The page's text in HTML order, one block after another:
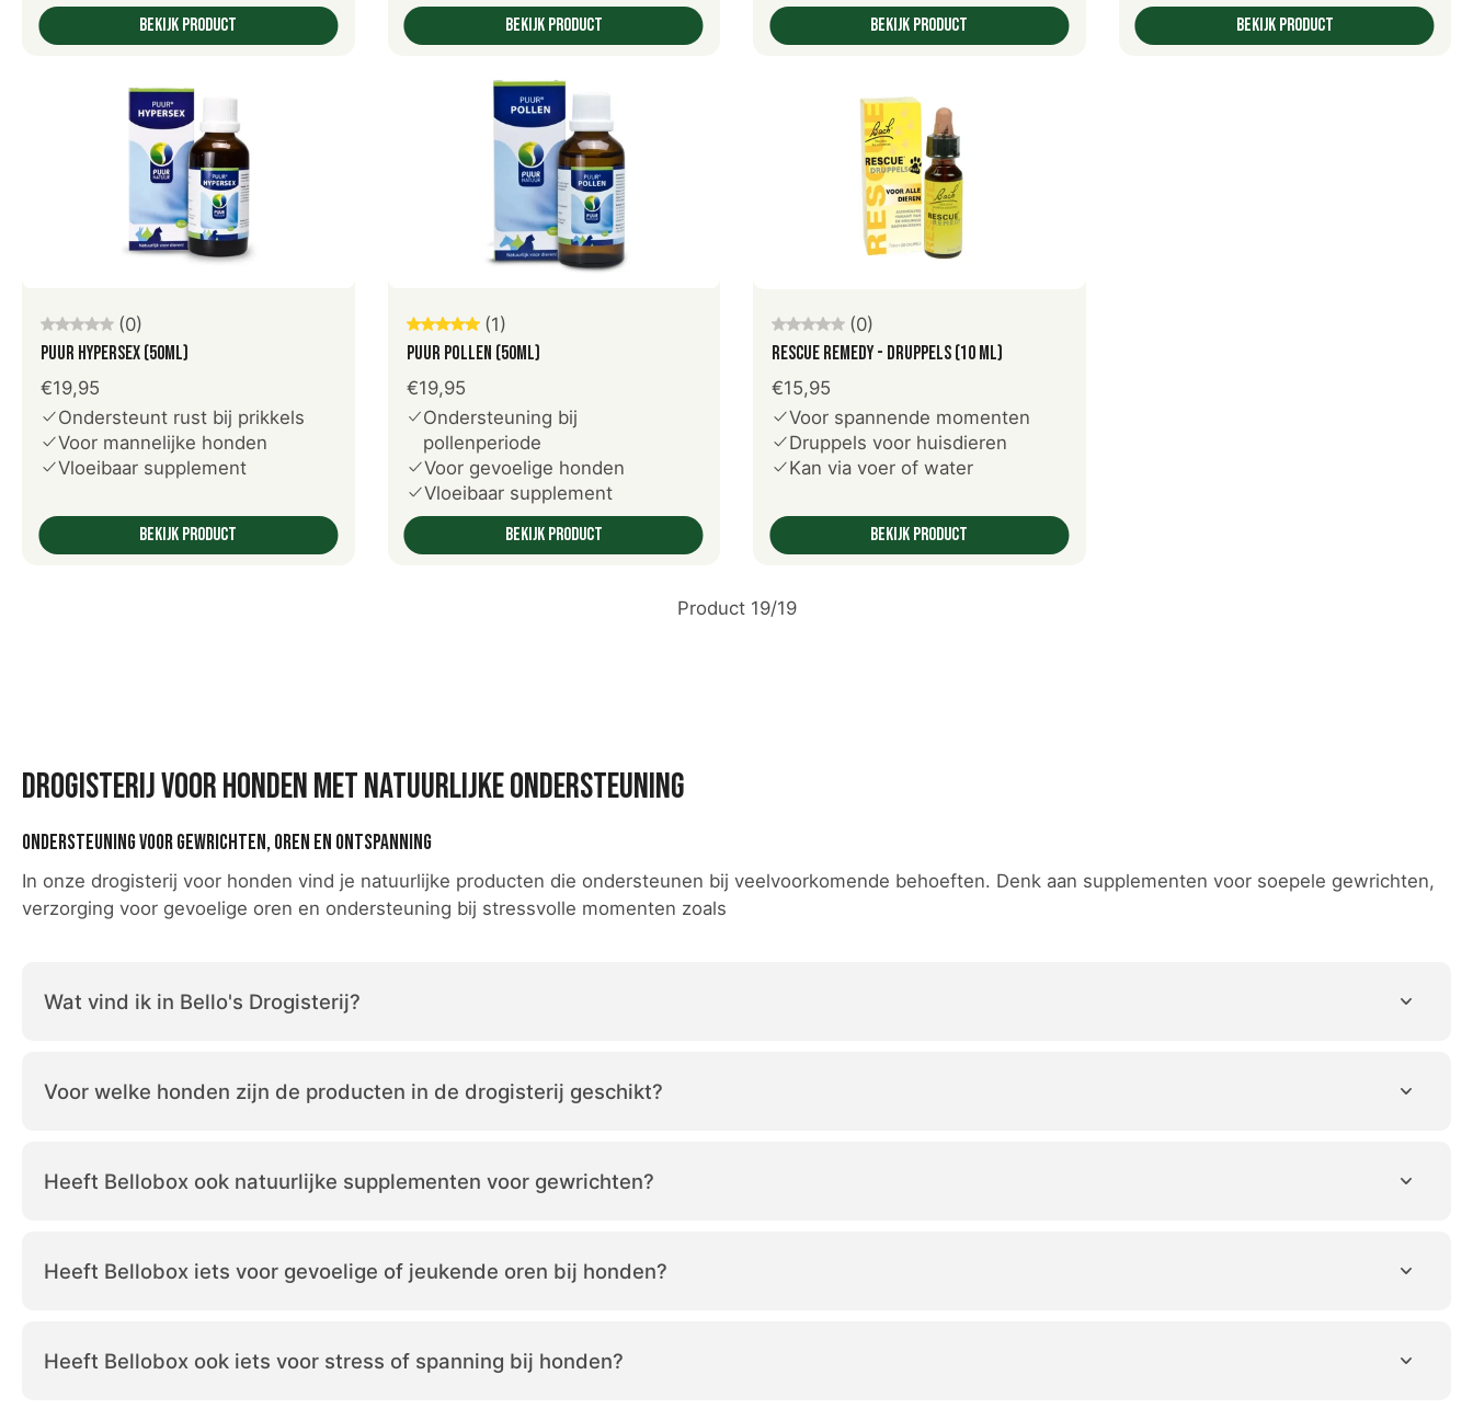
Bekijk product
Bekijk product
Bekijk product Bekijk product
(0)
PUUR Hypersex (50ml)
€19,95
Ondersteunt rust bij prikkels
Voor mannelijke honden
Vloeibaar supplement
Bekijk product
(1)
PUUR Pollen (50ml)
€19,95
Ondersteuning bij
pollenperiode
Voor gevoelige honden
Vloeibaar supplement
Bekijk product
(0)
Rescue Remedy - druppels (10 ml)
€15,95
Voor spannende momenten
Druppels voor huisdieren
Kan via voer of water
Bekijk product
Product 19/19
Drogisterij voor honden met natuurlijke ondersteuning
Ondersteuning voor gewrichten, oren en ontspanning
In onze drogisterij voor honden vind je natuurlijke producten die ondersteunen bij veelvoorkomende behoeften. Denk aan supplementen voor soepele gewrichten,
verzorging voor gevoelige oren en ondersteuning bij stressvolle momenten zoals
Wat vind ik in Bello's Drogisterij?
Voor welke honden zijn de producten in de drogisterij geschikt?
Heeft Bellobox ook natuurlijke supplementen voor gewrichten?
Heeft Bellobox iets voor gevoelige of jeukende oren bij honden?
Heeft Bellobox ook iets voor stress of spanning bij honden?